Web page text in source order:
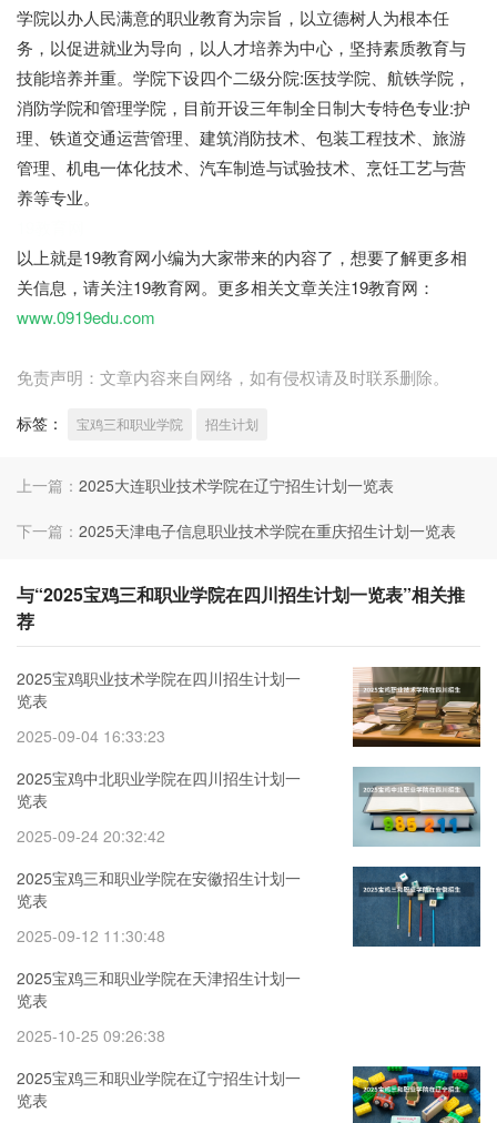
学院以办人民满意的职业教育为宗旨，以立德树人为根本任
务，以促进就业为导向，以人才培养为中心，坚持素质教育与
技能培养并重。学院下设四个二级分院:医技学院、航铁学院，
消防学院和管理学院，目前开设三年制全日制大专特色专业:护
理、铁道交通运营管理、建筑消防技术、包装工程技术、旅游
管理、机电一体化技术、汽车制造与试验技术、烹饪工艺与营
养等专业。
以上就是19教育网小编为大家带来的内容了，想要了解更多相
关信息，请关注19教育网。更多相关文章关注19教育网：
www.0919edu.com
免责声明：文章内容来自网络，如有侵权请及时联系删除。
标签： 宝鸡三和职业学院 招生计划
上一篇： 2025大连职业技术学院在辽宁招生计划一览表
下一篇： 2025天津电子信息职业技术学院在重庆招生计划一览表
与“2025宝鸡三和职业学院在四川招生计划一览表”相关推
荐
2025宝鸡职业技术学院在四川招生计划一
览表
2025-09-04 16:33:23
2025宝鸡中北职业学院在四川招生计划一
览表
2025-09-24 20:32:42
2025宝鸡三和职业学院在安徽招生计划一
览表
2025-09-12 11:30:48
2025宝鸡三和职业学院在天津招生计划一
览表
2025-10-25 09:26:38
2025宝鸡三和职业学院在辽宁招生计划一
览表